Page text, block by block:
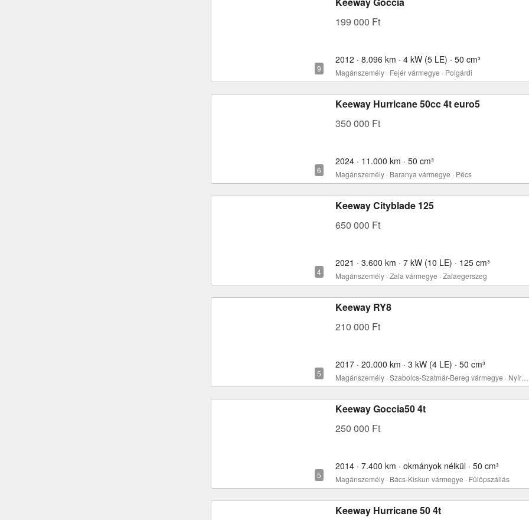
199 000 Ft
2012 · 8.096 km · 4 kW (5 LE) · 50 cm³
Magánszemély · Fejér vármegye · Polgárdi
Keeway Hurricane 50cc 4t euro5
350 000 Ft
2024 · 11.000 km · 50 cm³
Magánszemély · Baranya vármegye · Pécs
Keeway Cityblade 125
650 000 Ft
2021 · 3.600 km · 7 kW (10 LE) · 125 cm³
Magánszemély · Zala vármegye · Zalaegerszeg
Keeway RY8
210 000 Ft
2017 · 20.000 km · 3 kW (4 LE) · 50 cm³
Keeway Goccia50 4t
250 000 Ft
2014 · 7.400 km · okmányok nélkül · 50 cm³
Magánszemély · Bács-Kiskun vármegye · Fülöpszállás
Keeway Hurricane 50 4t